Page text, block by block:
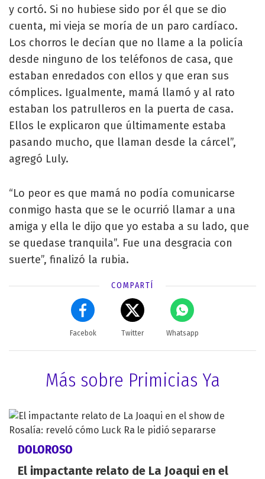
y cortó. Si no hubiese sido por él que se dio
cuenta, mi vieja se moría de un paro cardíaco.
Los chorros le decían que no llame a la policía
desde ninguno de los teléfonos de casa, que
estaban enredados con ellos y que eran sus
cómplices. Igualmente, mamá llamó y al rato
estaban los patrulleros en la puerta de casa.
Ellos le explicaron que últimamente estaba
pasando mucho, que llaman desde la cárcel”,
agregó Luly.
“Lo peor es que mamá no podía comunicarse
conmigo hasta que se le ocurrió llamar a una
amiga y ella le dijo que yo estaba a su lado, que
se quedase tranquila”. Fue una desgracia con
suerte”, finalizó la rubia.
COMPARTÍ
Facebok Twitter Whatsapp
Más sobre Primicias Ya
DOLOROSO
El impactante relato de La Joaqui en el